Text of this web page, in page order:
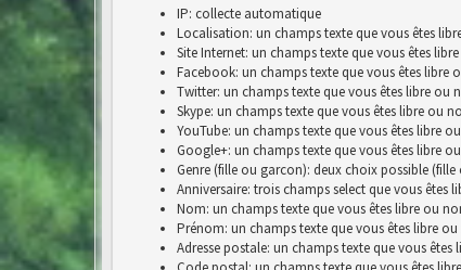
IP: collecte automatique
Localisation: un champs texte que vous êtes
Site Internet: un champs texte que vous êtes
Facebook: un champs texte que vous êtes libre
Twitter: un champs texte que vous êtes libre ou
Skype: un champs texte que vous êtes libre ou
YouTube: un champs texte que vous êtes libre
Google+: un champs texte que vous êtes libre
Genre (fille ou garcon): deux choix possible
Anniversaire: trois champs select que vous êtes
Nom: un champs texte que vous êtes libre ou
Prénom: un champs texte que vous êtes libre
Adresse postale: un champs texte que vous